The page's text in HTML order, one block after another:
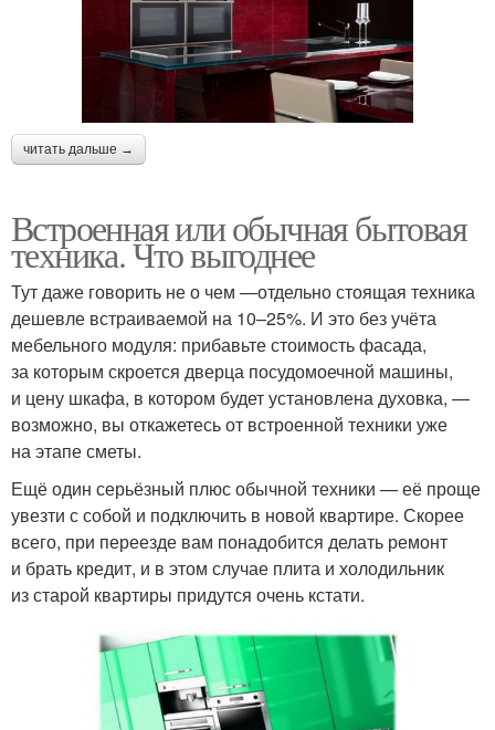
читать дальше →
Встроенная или обычная бытовая
техника. Что выгоднее
Тут даже говорить не о чем —отдельно стоящая техника
дешевле встраиваемой на 10–25%. И это без учёта
мебельного модуля: прибавьте стоимость фасада,
за которым скроется дверца посудомоечной машины,
и цену шкафа, в котором будет установлена духовка, —
возможно, вы откажетесь от встроенной техники уже
на этапе сметы.
Ещё один серьёзный плюс обычной техники — её проще
увезти с собой и подключить в новой квартире. Скорее
всего, при переезде вам понадобится делать ремонт
и брать кредит, и в этом случае плита и холодильник
из старой квартиры придутся очень кстати.